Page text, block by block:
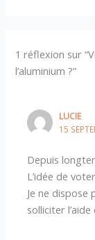
1 réflexion sur
l’aluminium ?”
LUCIE
15
Depuis
L’idée de
Je ne dispose
solliciter l’aide